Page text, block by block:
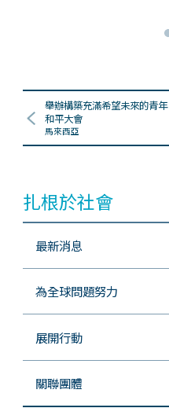
舉辦構築充滿希望未來的青年
和平大會
馬來西亞
扎根於社會
最新消息
為全球問題努力
展開行動
關聯團體